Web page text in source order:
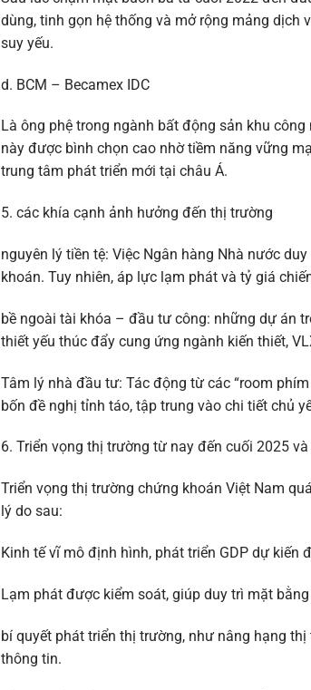
dùng, tinh gọn hệ thống và mở rộng mảng dịch
suy yếu.
d. BCM – Becamex IDC
Là ông phệ trong ngành bất động sản khu
này được bình chọn cao nhờ tiềm năng vững
trung tâm phát triển mới tại châu Á.
5. các khía cạnh ảnh hưởng đến thị trường
nguyên lý tiền tệ: Việc Ngân hàng Nhà nước
khoán. Tuy nhiên, áp lực lạm phát và tỷ giá
bề ngoài tài khóa – đầu tư công: những dự án
thiết yếu thúc đẩy cung ứng ngành kiến thiết,
Tâm lý nhà đầu tư: Tác động từ các “room
bốn đề nghị tỉnh táo, tập trung vào chi tiết chủ
6. Triển vọng thị trường từ nay đến cuối 2025
Triển vọng thị trường chứng khoán Việt Nam
lý do sau:
Kinh tế vĩ mô định hình, phát triển GDP dự kiến
Lạm phát được kiểm soát, giúp duy trì mặt
bí quyết phát triển thị trường, như nâng hạng
thông tin.